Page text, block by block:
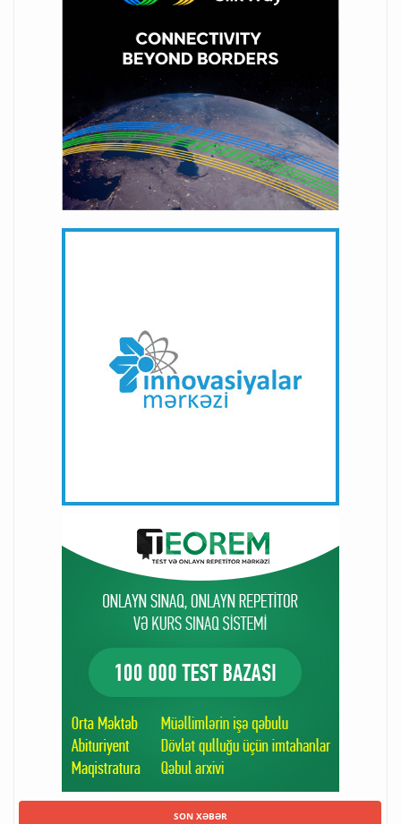
SON XƏBƏR